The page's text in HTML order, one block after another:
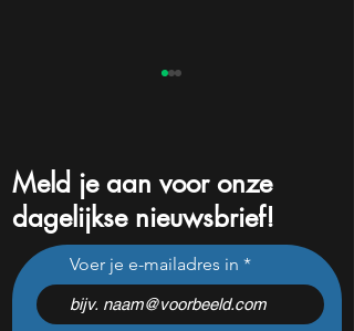
Gamingaandeel stijgt 79%:
de groeikans van 2025?
Meld je aan voor onze
dagelijkse nieuwsbrief!
Voer je e-mailadres in